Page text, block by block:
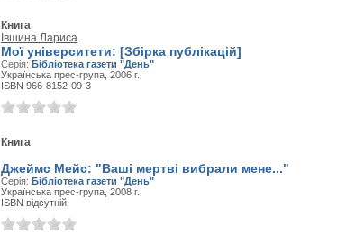
Книга
Івшина Лариса
Мої університети: [Збірка публікацій]
Серія: Бібліотека газети "День"
Українська прес-група, 2006 г.
ISBN 966-8152-09-3
Книга
Джеймс Мейс: "Ваші мертві вибрали мене..."
Серія: Бібліотека газети "День"
Українська прес-група, 2008 г.
ISBN відсутній